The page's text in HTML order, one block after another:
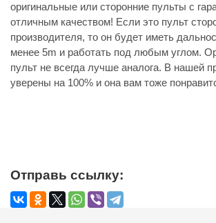
оригинальные или сторонние пульты с
отличным качеством! Если это пульт
производителя, то он будет иметь
менее 5m и работать под любым углом.
пульт не всегда лучше аналога. В нашей
уверены на 100% и она вам тоже
Отправь ссылку: